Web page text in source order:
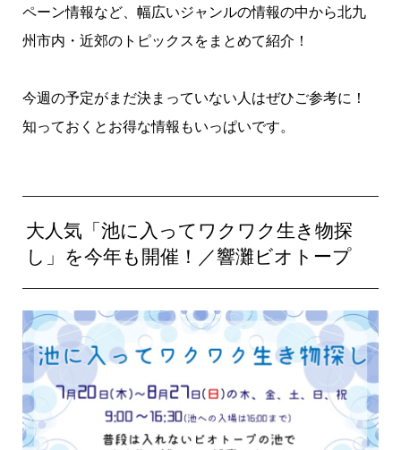
ペーン情報など、幅広いジャンルの情報の中から北九
州市内・近郊のトピックスをまとめて紹介！
今週の予定がまだ決まっていない人はぜひご参考に！
知っておくとお得な情報もいっぱいです。
大人気「池に入ってワクワク生き物探
し」を今年も開催！／響灘ビオトープ